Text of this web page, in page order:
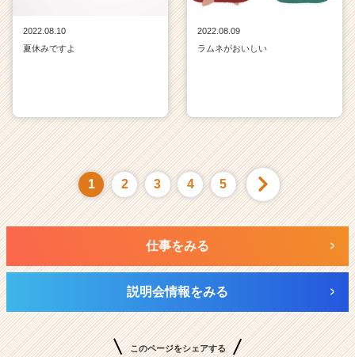
2022.08.10
夏休みですよ
2022.08.09
ラムネがおいしい
1 2 3 4 5
仕事をみる
説明会情報をみる
このページをシェアする